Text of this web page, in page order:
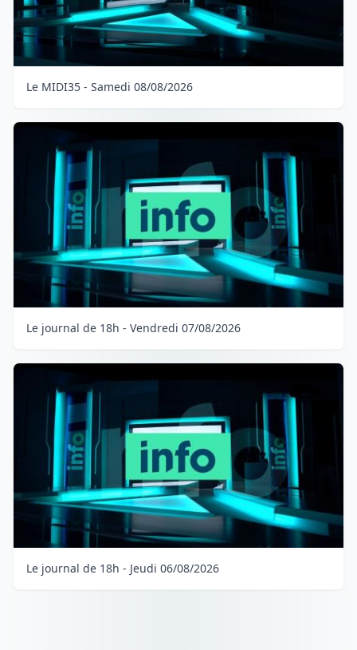
Le MIDI35 - Samedi 08/08/2026
Le journal de 18h - Vendredi 07/08/2026
Le journal de 18h - Jeudi 06/08/2026